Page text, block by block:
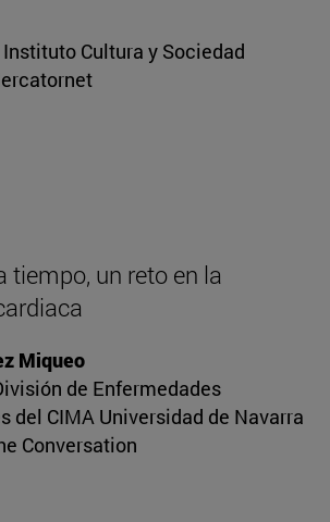
Cultura y Sociedad
tiempo, un reto en la
Miqueo
de Enfermedades
del CIMA Universidad de Navarra
Conversation